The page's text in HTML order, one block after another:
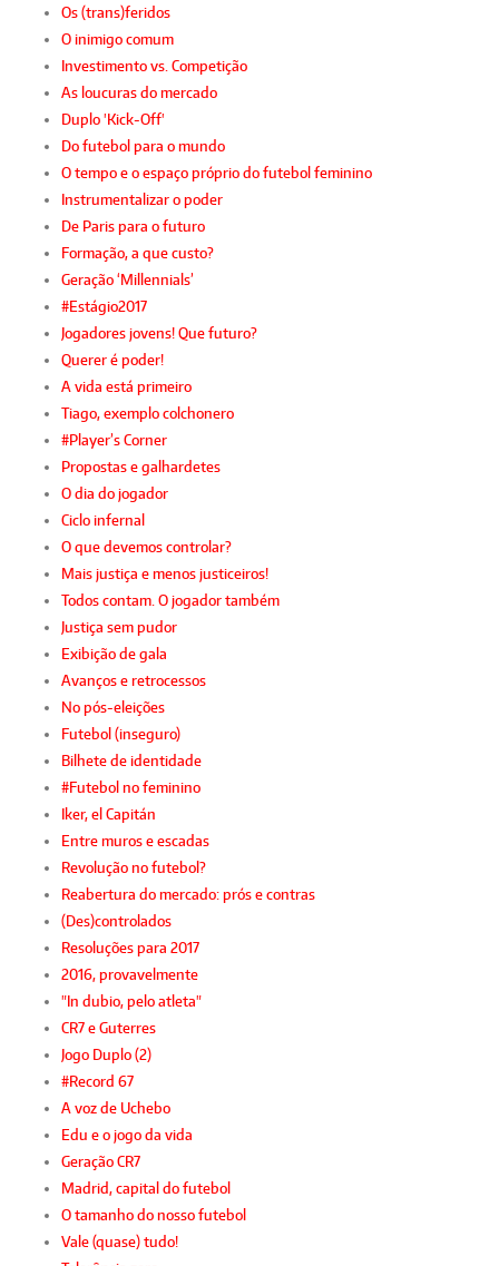
Os (trans)feridos
O inimigo comum
Investimento vs. Competição
As loucuras do mercado
Duplo 'Kick-Off'
Do futebol para o mundo
O tempo e o espaço próprio do futebol feminino
Instrumentalizar o poder
De Paris para o futuro
Formação, a que custo?
Geração ‘Millennials’
#Estágio2017
Jogadores jovens! Que futuro?
Querer é poder!
A vida está primeiro
Tiago, exemplo colchonero
#Player’s Corner
Propostas e galhardetes
O dia do jogador
Ciclo infernal
O que devemos controlar?
Mais justiça e menos justiceiros!
Todos contam. O jogador também
Justiça sem pudor
Exibição de gala
Avanços e retrocessos
No pós-eleições
Futebol (inseguro)
Bilhete de identidade
#Futebol no feminino
Iker, el Capitán
Entre muros e escadas
Revolução no futebol?
Reabertura do mercado: prós e contras
(Des)controlados
Resoluções para 2017
2016, provavelmente
"In dubio, pelo atleta"
CR7 e Guterres
Jogo Duplo (2)
#Record 67
A voz de Uchebo
Edu e o jogo da vida
Geração CR7
Madrid, capital do futebol
O tamanho do nosso futebol
Vale (quase) tudo!